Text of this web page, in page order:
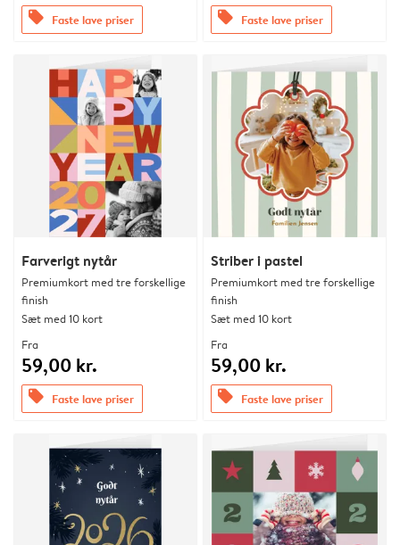
offers Faste lave priser offers Faste lave priser
Farverigt nytår
Premiumkort med tre forskellige
finish
Sæt med 10 kort
Fra
59,00 kr.
offers Faste lave priser
Striber i pastel
Premiumkort med tre forskellige
finish
Sæt med 10 kort
Fra
59,00 kr.
offers Faste lave priser